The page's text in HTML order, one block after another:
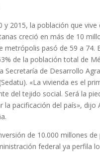
y 2015, la población que vive
creció en más de 10
metrópolis pasó de 59 a 74.
de la población total de
Secretaría de Desarrollo
«La vivienda es el
del tejido social. Será la
la pacificación del país», dijo
de 10.000 millones de
federal ya perfila